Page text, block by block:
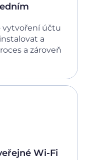
vytvoření účtu
a
a zároveň
Wi‑Fi